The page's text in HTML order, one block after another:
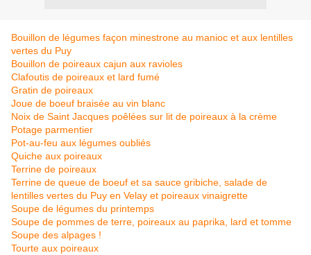
Bouillon de légumes façon minestrone au manioc et aux lentilles
vertes du Puy
Bouillon de poireaux cajun aux ravioles
Clafoutis de poireaux et lard fumé
Gratin de poireaux
Joue de boeuf braisée au vin blanc
Noix de Saint Jacques poêlées sur lit de poireaux à la crème
Potage parmentier
Pot-au-feu aux légumes oubliés
Quiche aux poireaux
Terrine de poireaux
Terrine de queue de boeuf et sa sauce gribiche, salade de
lentilles vertes du Puy en Velay et poireaux vinaigrette
Soupe de légumes du printemps
Soupe de pommes de terre, poireaux au paprika, lard et tomme
Soupe des alpages !
Tourte aux poireaux